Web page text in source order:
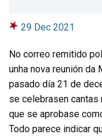
29 Dec 2021
No correo remitido
unha nova reunión da
pasado día 21 de
se celebrasen
que se aprobase
Todo parece indicar